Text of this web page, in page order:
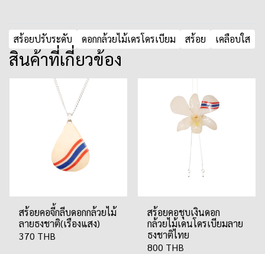
สร้อยปรับระดับ ดอกกล้วยไม้เดรโดรเบียม สร้อย เคลือบใส
สินค้าที่เกี่ยวข้อง
สร้อยคอจี้กลีบดอกกล้วยไม้
ลายธงชาติ(เรืองแสง)
370 THB
สร้อยคอชุบเงินดอก
กล้วยไม้เดนโดรเบียมลาย
ธงชาติไทย
800 THB